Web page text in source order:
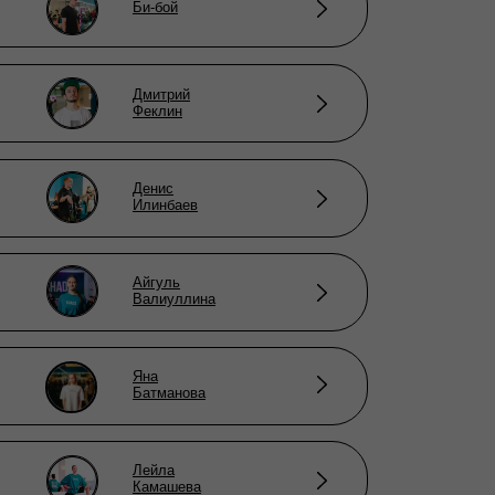
Би-бой
Дмитрий
Феклин
Денис
Илинбаев
Айгуль
Валиуллина
Яна
Батманова
Лейла
Камашева